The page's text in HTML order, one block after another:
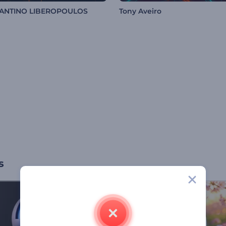
LIBEROPOULOS Tony Aveiro